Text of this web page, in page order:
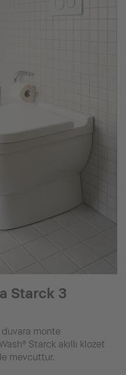
Starck 3
duvara monte
Starck akıllı klozet
mevcuttur.